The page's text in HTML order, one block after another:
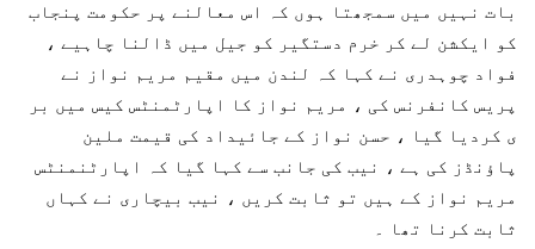
بات نہیں میں سمجھتا ہوں کہ اس معالنے پر حکومت پنجاب
کو ایکشن لے کر خرم دستگیر کو جیل میں ڈالنا چاہیے ،
فواد چوہدری نے کہا کہ لندن میں مقیم مریم نواز نے
پریس کانفرنس کی ، مریم نواز کا اپارٹمنٹس کیس میں بر
ی کردیا گیا ، حسن نواز کے جائیداد کی قیمت ملین
پاؤنڈز کی ہے ، نیب کی جانب سے کہا گیا کہ اپارٹنمنٹس
مریم نواز کے ہیں تو ثابت کریں ، نیب بیچاری نے کہاں
ثابت کرنا تھا ۔